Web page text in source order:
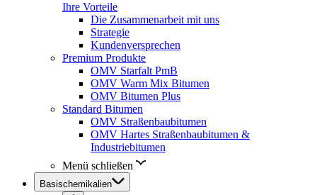
Ihre Vorteile
Die Zusammenarbeit mit uns
Strategie
Kundenversprechen
Premium Produkte
OMV Starfalt PmB
OMV Warm Mix Bitumen
OMV Bitumen Plus
Standard Bitumen
OMV Straßenbaubitumen
OMV Hartes Straßenbaubitumen &
Industriebitumen
Menü schließen
Basischemikalien